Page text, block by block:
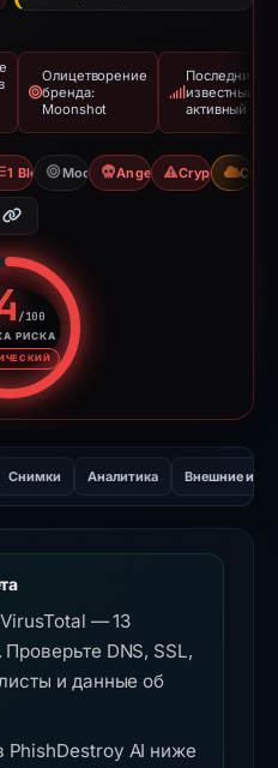
Олицетворение
бренда:
Moonshot
Последний
известный
активный
с 06.06.2026
1 BlocklistMoonshotAngel DrainerCrypto Scam
CDN
/100
РИСКА
Оценка риска: 94 из 100.
Снимки Аналитика Внешние
— 13
DNS, SSL,
и данные об
PhishDestroy AI ниже